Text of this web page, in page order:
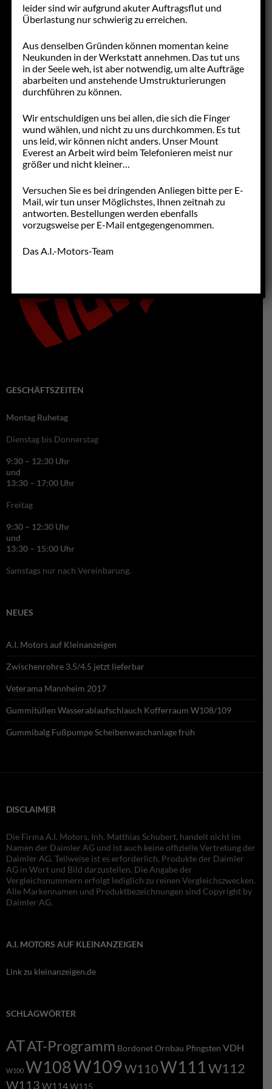
NF-PROGRAMM
GEBRAUCHTTEILE
NML & NOS
SCHNICKSCHNACK
FAHRZEUGANGEBOTE
STELLENANGEBOTE
LINKS
GESCHÄFTSZEITEN
Montag Ruhetag
Dienstag bis Donnerstag
9:30 – 12:30 Uhr
und
13:30 – 17:00 Uhr
Freitag
9:30 – 12:30 Uhr
und
13:30 – 15:00 Uhr
Samstags nur nach Vereinbarung.
NEUES
A.I. Motors auf Kleinanzeigen
Zwischenrohre 3.5/4.5 jetzt lieferbar
Veterama Mannheim 2017
Gummitüllen Wasserablaufschlauch Kofferraum W108/109
Gummibalg Fußpumpe Scheibenwaschanlage früh
DISCLAIMER
Die Firma A.I. Motors, Inh. Matthias Schubert, handelt nicht im
Namen der Daimler AG und ist auch keine offizielle Vertretung der
Daimler AG. Teilweise ist es erforderlich, Produkte der Daimler
AG in Wort und Bild darzustellen. Die Angabe der
Vergleichsnummern erfolgt lediglich zu reinen Vergleichszwecken.
Alle Markennamen und Produktbezeichnungen sind Copyright by
Daimler AG.
A.I. MOTORS AUF KLEINANZEIGEN
Link zu kleinanzeigen.de
SCHLAGWÖRTER
ATAT-Programm BordonetOrnbau Pfingsten VDH
W100 W108W109W110W111W112
W113 W114W115
leider sind wir aufgrund akuter Auftragsflut und
Überlastung nur schwierig zu erreichen.
Aus denselben Gründen können momentan keine
Neukunden in der Werkstatt annehmen. Das tut uns
in der Seele weh, ist aber notwendig, um alte Aufträge
abarbeiten und anstehende Umstrukturierungen
durchführen zu können.
Wir entschuldigen uns bei allen, die sich die Finger
wund wählen, und nicht zu uns durchkommen. Es tut
uns leid, wir können nicht anders. Unser Mount
Everest an Arbeit wird beim Telefonieren meist nur
größer und nicht kleiner…
Versuchen Sie es bei dringenden Anliegen bitte per E-
Mail, wir tun unser Möglichstes, Ihnen zeitnah zu
antworten. Bestellungen werden ebenfalls
vorzugsweise per E-Mail entgegengenommen.
Das A.I.-Motors-Team